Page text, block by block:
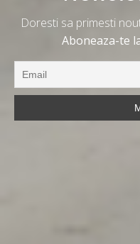
Doresti sa primesti
Aboneaza-te